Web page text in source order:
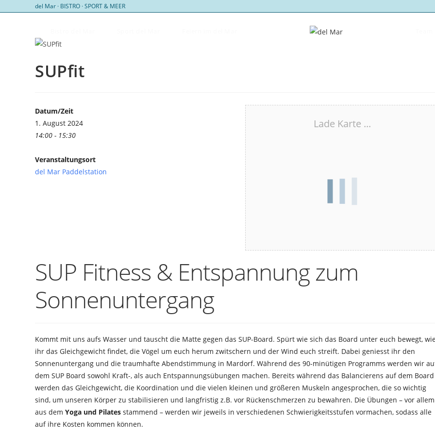
del Mar · BISTRO · SPORT & MEER
SUPfit
Lade Karte ...
Datum/Zeit
1. August 2024
14:00 - 15:30
Veranstaltungsort
del Mar Paddelstation
SUP Fitness & Entspannung zum
Sonnenuntergang
Kommt mit uns aufs Wasser und tauscht die Matte gegen das SUP-Board. Spürt wie sich das Board unter euch bewegt,
ihr das Gleichgewicht findet, die Vögel um euch herum zwitschern und der Wind euch streift. Dabei geniesst ihr den
Sonnenuntergang und die traumhafte Abendstimmung in Mardorf. Während des 90-minütigen Programms werden wir
dem SUP Board sowohl Kraft-, als auch Entspannungsübungen machen. Bereits während das Balancierens auf dem Board
werden das Gleichgewicht, die Koordination und die vielen kleinen und größeren Muskeln angesprochen, die so wichtig
sind, um unseren Körper zu stabilisieren und langfristig z.B. vor Rückenschmerzen zu bewahren. Die Übungen – vor allem
aus dem Yoga und Pilates stammend – werden wir jeweils in verschiedenen Schwierigkeitsstufen vormachen, sodass alle
auf ihre Kosten kommen können.